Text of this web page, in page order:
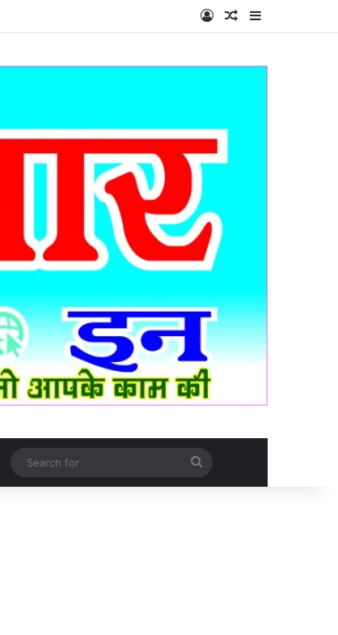
Log InRandom Article
Sidebar
for